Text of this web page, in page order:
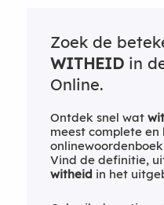
Zoek de
WITHEIDin
Online.
Ontdek snel wat
meest complete
Vind de definitie,
witheid in het